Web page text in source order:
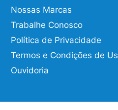
Nossas Marcas
Trabalhe Conosco
Política de Privacidade
Termos e Condições de
Ouvidoria